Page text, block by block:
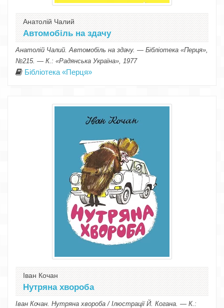
Анатолій Чалий
Автомобіль на здачу
Анатолій Чалий. Автомобіль на здачу. — Бібліотека «Перця»,
№215. — К.: «Радянська Україна», 1977
Бібліотека «Перця»
Іван Кочан
Нутряна хвороба
Іван Кочан. Нутряна хвороба / Ілюстрації Й. Когана. — К.: